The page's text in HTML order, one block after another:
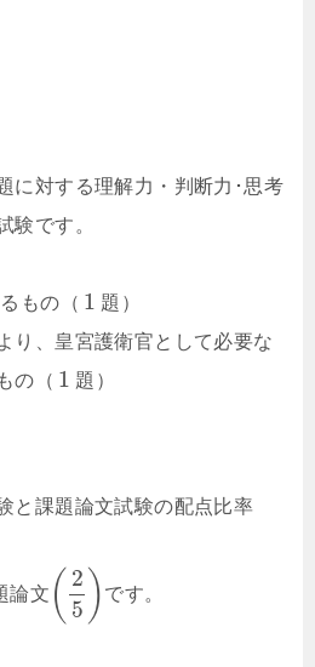
に対する理解力・判断力･思考
験です。
もの（ 1 題 ）
り、皇宮護衛官として必要な
の（ 1 題 ）
と課題論文試験の配点比率
論文 ( 2
5 ) です。